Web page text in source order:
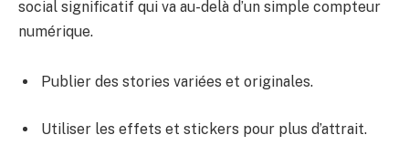
social significatif qui va au-delà d’un simple compteur
numérique.
Publier des stories variées et originales.
Utiliser les effets et stickers pour plus d’attrait.